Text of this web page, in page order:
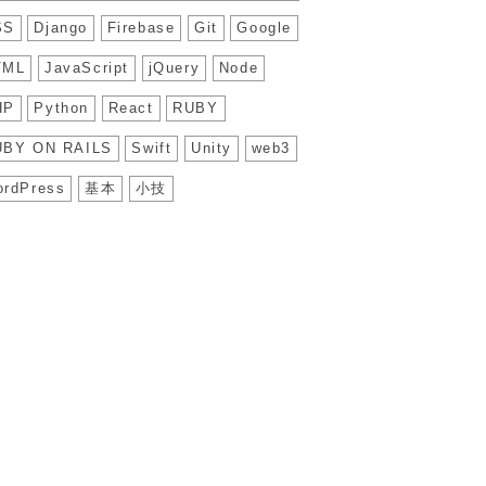
Django Firebase Git Google
JavaScript jQuery Node
Python React RUBY
ON RAILS Swift Unity web3
基本 小技